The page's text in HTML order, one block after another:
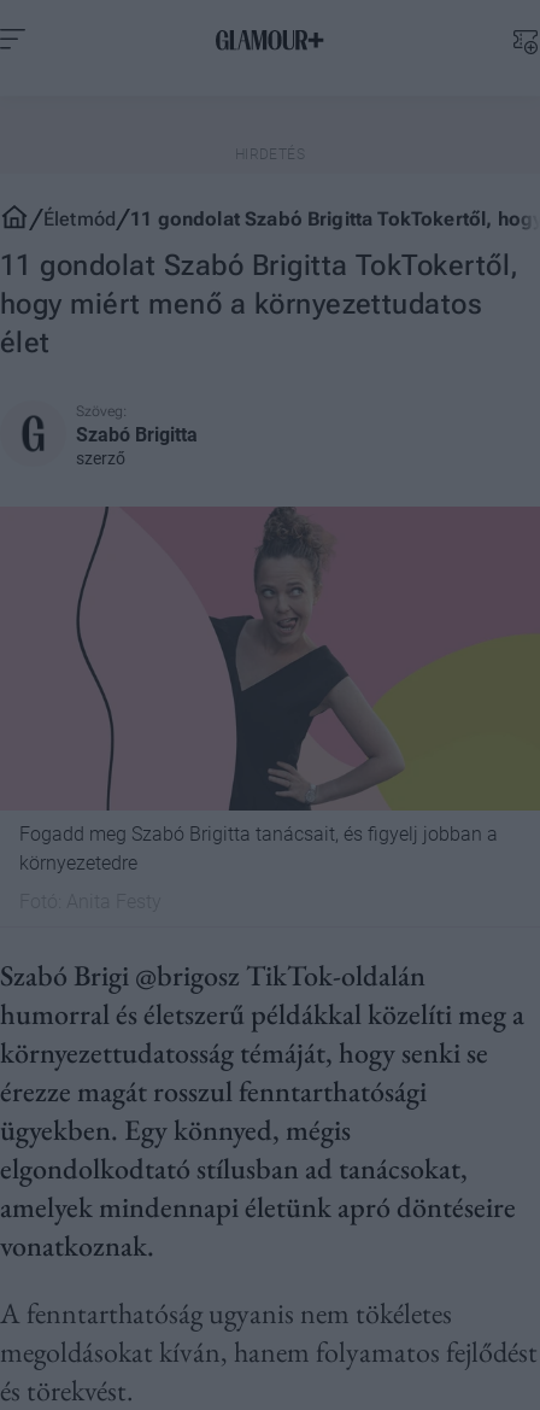
Életmód 11 gondolat Szabó Brigitta TokTokertől,
11 gondolat Szabó Brigitta TokTokertől,
hogy miért menő a környezettudatos
élet
Szöveg:
Szabó Brigitta
szerző
Fogadd meg Szabó Brigitta tanácsait, és figyelj jobban a
környezetedre
Szabó Brigi @brigosz TikTok-oldalán
humorral és életszerű példákkal közelíti meg a
környezettudatosság témáját, hogy senki se
érezze magát rosszul fenntarthatósági
ügyekben. Egy könnyed, mégis
elgondolkodtató stílusban ad tanácsokat,
amelyek mindennapi életünk apró döntéseire
vonatkoznak.
A fenntarthatóság ugyanis nem tökéletes
megoldásokat kíván, hanem folyamatos fejlődést
és törekvést.